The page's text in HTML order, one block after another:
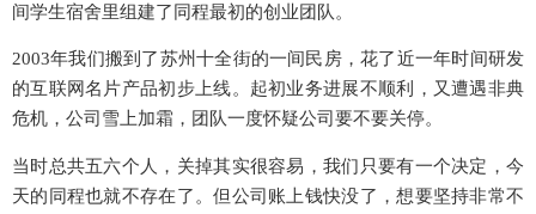
间学生宿舍里组建了同程最初的创业团队。
2003年我们搬到了苏州十全街的一间民房，花了近一年时间研发
的互联网名片产品初步上线。起初业务进展不顺利，又遭遇非典
危机，公司雪上加霜，团队一度怀疑公司要不要关停。
当时总共五六个人，关掉其实很容易，我们只要有一个决定，今
天的同程也就不存在了。但公司账上钱快没了，想要坚持非常不